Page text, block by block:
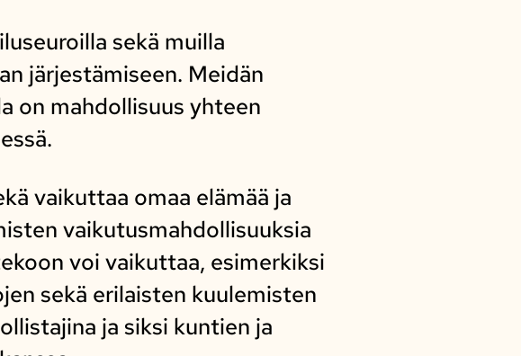
sekä muilla
järjestämiseen. Meidän
on mahdollisuus yhteen
vaikuttaa omaa elämää ja
vaikutusmahdollisuuksia
voi vaikuttaa, esimerkiksi
sekä erilaisten kuulemisten
ja siksi kuntien ja